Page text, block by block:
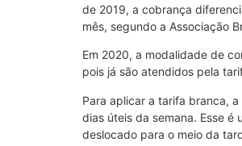
de 2019, a cobrança
mês, segundo a Associação
Em 2020, a modalidade de
pois já são atendidos pela
Para aplicar a tarifa branca,
dias úteis da semana. Esse
deslocado para o meio da